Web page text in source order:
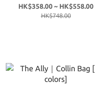
HK$358.00 ~ HK$558.00
HK$748.00